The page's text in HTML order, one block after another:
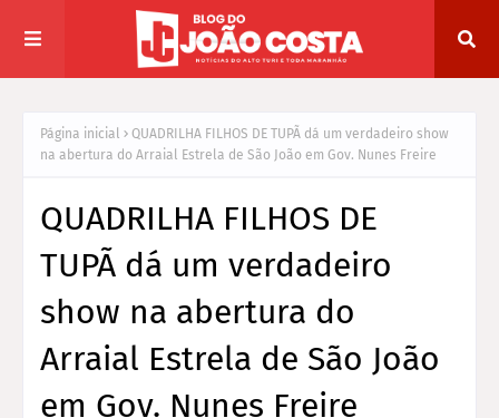
Página inicial
QUADRILHA FILHOS DE TUPÃ dá um verdadeiro show
na abertura do Arraial Estrela de São João em Gov. Nunes Freire
QUADRILHA FILHOS DE
TUPÃ dá um verdadeiro
show na abertura do
Arraial Estrela de São João
em Gov. Nunes Freire